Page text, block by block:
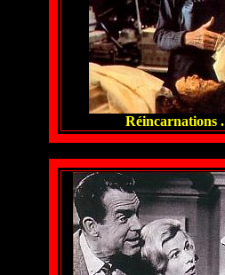
Réincarnations .